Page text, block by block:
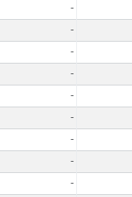
-
-
-
-
-
-
-
-
-